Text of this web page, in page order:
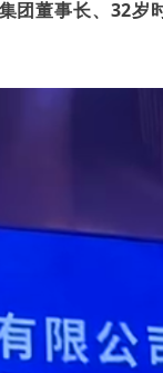
团董事长、32